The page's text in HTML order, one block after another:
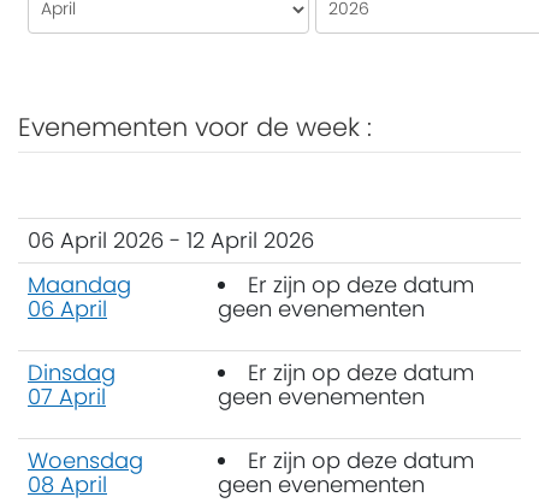
Evenementen voor de week :
06 April 2026 - 12 April 2026
Maandag
06 April
Er zijn op deze datum
geen evenementen
Dinsdag
07 April
Er zijn op deze datum
geen evenementen
Woensdag
08 April
Er zijn op deze datum
geen evenementen